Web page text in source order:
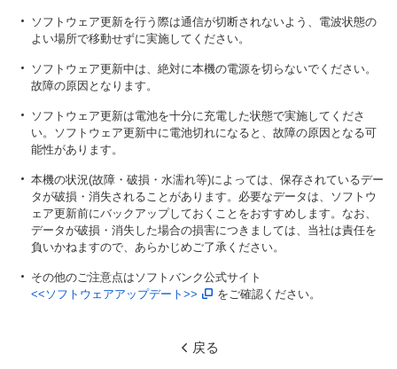
ソフトウェア更新を行う際は通信が切断されないよう、電波状態の
よい場所で移動せずに実施してください。
ソフトウェア更新中は、絶対に本機の電源を切らないでください。
故障の原因となります。
ソフトウェア更新は電池を十分に充電した状態で実施してくださ
い。ソフトウェア更新中に電池切れになると、故障の原因となる可
能性があります。
本機の状況(故障・破損・水濡れ等)によっては、保存されているデー
タが破損・消失されることがあります。必要なデータは、ソフトウ
ェア更新前にバックアップしておくことをおすすめします。なお、
データが破損・消失した場合の損害につきましては、当社は責任を
負いかねますので、あらかじめご了承ください。
その他のご注意点はソフトバンク公式サイト
<<ソフトウェアアップデート>>
をご確認ください。
戻る